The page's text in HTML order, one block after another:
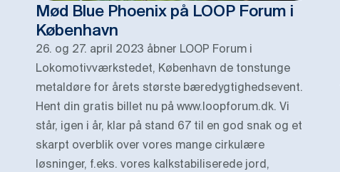
Mød Blue Phoenix på LOOP Forum i
København
26. og 27. april 2023 åbner LOOP Forum i
Lokomotivværkstedet, København de tonstunge
metaldøre for årets største bæredygtighedsevent.
Hent din gratis billet nu på www.loopforum.dk. Vi
står, igen i år, klar på stand 67 til en god snak og et
skarpt overblik over vores mange cirkulære
løsninger, f.eks. vores kalkstabiliserede jord,